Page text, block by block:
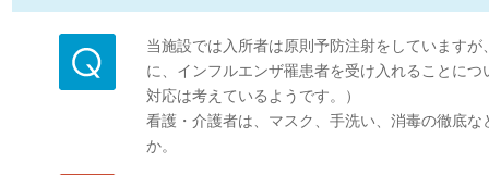
当施設では入所者は原則予防注射をしています
に、インフルエンザ罹患者を受け入れることに
対応は考えているようです。）
看護・介護者は、マスク、手洗い、消毒の徹底
か。